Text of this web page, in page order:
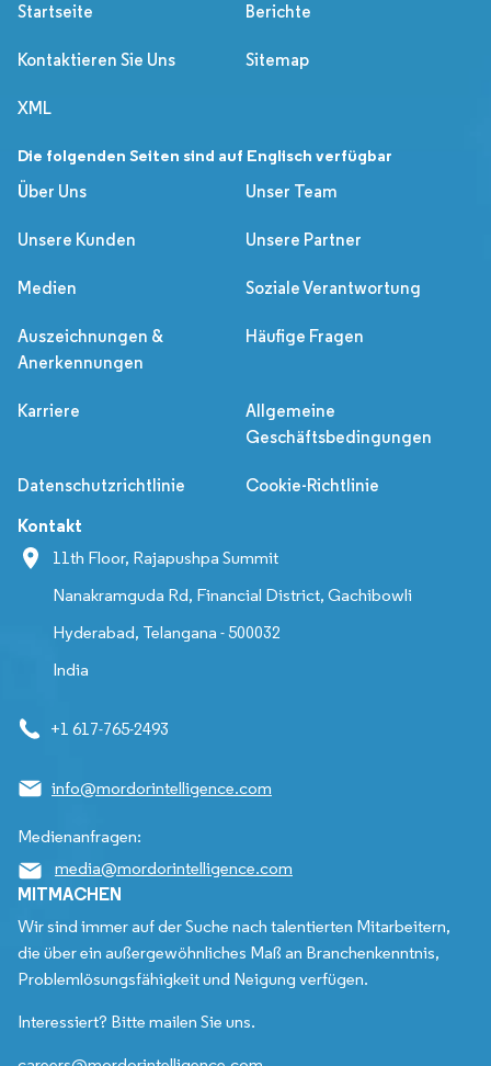
Startseite Berichte
Kontaktieren Sie Uns Sitemap
XML
Die folgenden Seiten sind auf Englisch verfügbar
Über Uns
Unser Team
Unsere Kunden Unsere Partner
Medien Soziale Verantwortung
Auszeichnungen &
Anerkennungen
Häufige Fragen
Karriere
Allgemeine
Geschäftsbedingungen
Datenschutzrichtlinie Cookie-Richtlinie
Kontakt
11th Floor, Rajapushpa Summit
Nanakramguda Rd, Financial District, Gachibowli
Hyderabad, Telangana - 500032
India
+1 617-765-2493
info@mordorintelligence.com
Medienanfragen:
media@mordorintelligence.com
MITMACHEN
Wir sind immer auf der Suche nach talentierten Mitarbeitern,
die über ein außergewöhnliches Maß an Branchenkenntnis,
Problemlösungsfähigkeit und Neigung verfügen.
Interessiert? Bitte mailen Sie uns.